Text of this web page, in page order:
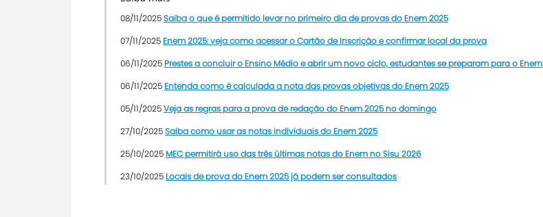
08/11/2025Saiba o que é permitido levar no primeiro dia de provas do Enem 2025
07/11/2025 Enem 2025: veja como acessar o Cartão de Inscrição e confirmar local da prova
06/11/2025 Prestes a concluir o Ensino Médio e abrir um novo ciclo, estudantes se preparam para o Enem
06/11/2025 Entenda como é calculada a nota das provas objetivas do Enem 2025
05/11/2025Veja as regras para a prova de redação do Enem 2025 no domingo
27/10/2025Saiba como usar as notas individuais do Enem 2025
25/10/2025 MEC permitirá uso das três últimas notas do Enem no Sisu 2026
23/10/2025 Locais de prova do Enem 2025 já podem ser consultados